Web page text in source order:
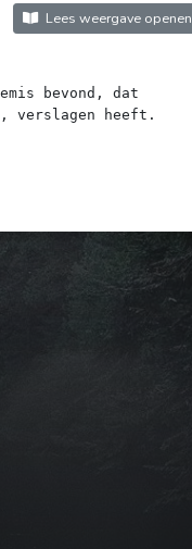
Lees weergave openen
bevond, dat
verslagen heeft.